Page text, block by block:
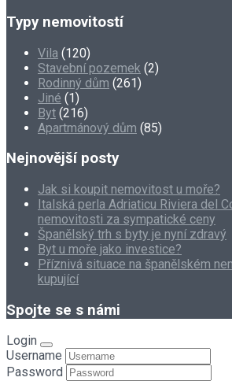
Typy nemovitostí
Vila (120)
Stavební pozemek (2)
Rodinný dům (261)
Jiné (1)
Byt (216)
Apartmánový dům (85)
Nejnovější posty
Jak si koupit nemovitost u moře?
Italská perla Adriaticu Riviera del
nemovitosti za sympatické ceny
Španělský trh s byty je nyní zdravý
Byt u moře jako investice?
Příznivá situace na španělském
kupující
Spojte se s námi
Login
Username
Password